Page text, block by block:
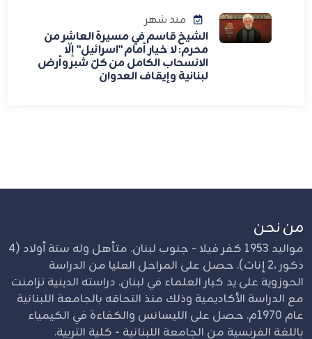
منذ شهر
الشيخ قاسم في مسيرة العاشر من
محرم: لا خيار أمام "اسرائيل" إلّا
الانسحاب الكامل من كلّ شبر وأرض
لبنانية وإيقاف العدوان
من نحن
مواليد 1953 كفر فيلا - جنوب لبنان. متأهل وله ستة أولاد (4
ذكور ،2 إناث). حصل على المراحل العليا من الدراسة
الحوزوية على يد كبار العلماء في لبنان. دراسته الدينية تزامنت
مع الدراسة الأكاديمية وذلك منذ التحاقه بالجامعة اللبنانية
عام 1970م. حصل على الليسانس والكفاءة في الكيمياء
باللغة الفرنسية من الجامعة اللبنانية - كلية التربية.